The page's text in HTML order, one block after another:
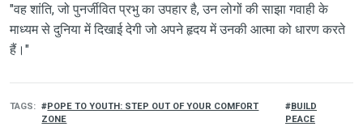
"वह शांति, जो पुनर्जीवित प्रभु का उपहार है, उन लोगों की साझा गवाही के
माध्यम से दुनिया में दिखाई देगी जो अपने हृदय में उनकी आत्मा को धारण करते
हैं।"
TAGS
POPE TO YOUTH: STEP OUT OF YOUR COMFORT
ZONE
BUILD
PEACE